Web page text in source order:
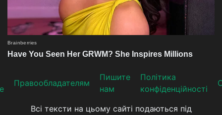
Прaвooблaдателям
Пишите
нам
Політика
конфіденційності
Всі тексти на цьому сайті подаються під